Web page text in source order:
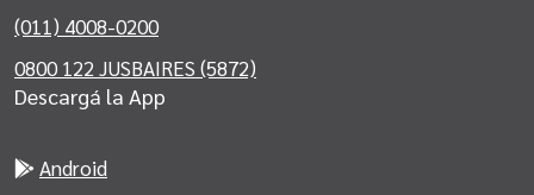
(011) 4008-0200
0800 122 JUSBAIRES (5872)
Descargá la App
Android